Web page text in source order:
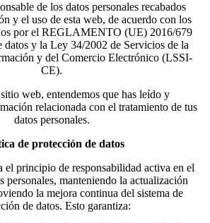
de los datos personales recabados
y el uso de esta web, de acuerdo con los
por el REGLAMENTO (UE) 2016/679
datos y la Ley 34/2002 de Servicios de la
y del Comercio Electrónico (LSSI-
CE).
web, entendemos que has leído y
relacionada con el tratamiento de tus
datos personales.
de protección de datos
el principio de responsabilidad activa en el
personales, manteniendo la actualización
la mejora continua del sistema de
de datos. Esto garantiza: